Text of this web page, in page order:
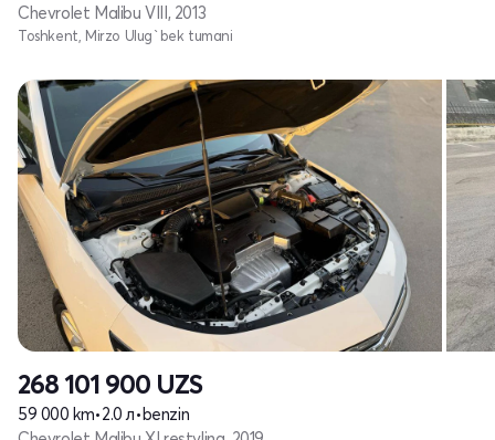
Chevrolet Malibu VIII, 2013
Toshkent, Mirzo Ulug`bek tumani
268 101 900 UZS
59 000 km•2.0 л•benzin